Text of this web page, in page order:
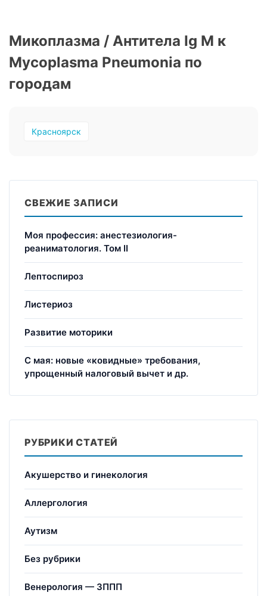
Микоплазма / Антитела Ig M к
Mycoplasma Pneumonia по
городам
Красноярск
СВЕЖИЕ ЗАПИСИ
Моя профессия: анестезиология-
реаниматология. Том II
Лептоспироз
Листериоз
Развитие моторики
С мая: новые «ковидные» требования,
упрощенный налоговый вычет и др.
РУБРИКИ СТАТЕЙ
Акушерство и гинекология
Аллергология
Аутизм
Без рубрики
Венерология — ЗППП